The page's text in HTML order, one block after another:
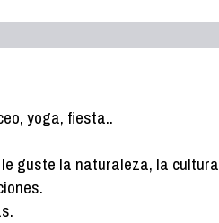
yoga, fiesta..
guste la naturaleza, la